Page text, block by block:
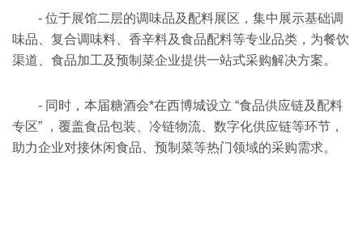
- 位于展馆二层的调味品及配料展区，集中展示基础调
味品、复合调味料、香辛料及食品配料等专业品类，为餐饮
渠道、食品加工及预制菜企业提供一站式采购解决方案。
- 同时，本届糖酒会*在西博城设立 “食品供应链及配料
专区” ，覆盖食品包装、冷链物流、数字化供应链等环节，
助力企业对接休闲食品、预制菜等热门领域的采购需求。